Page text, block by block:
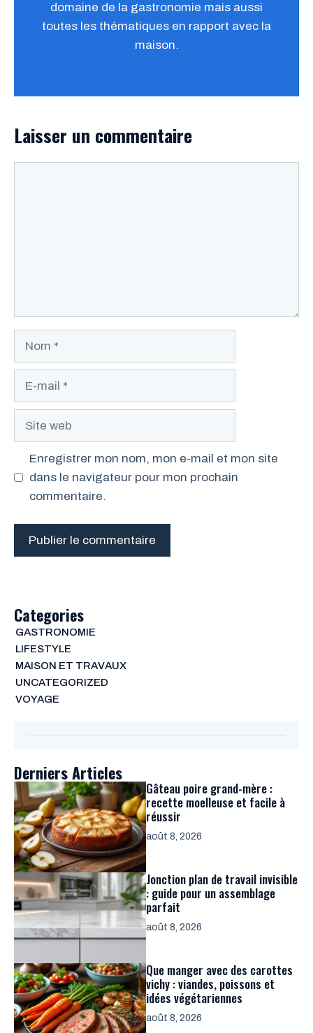
domaine de la gastronomie mais aussi
toutes les thématiques en rapport avec la
maison.
Laisser un commentaire
Site
Enregistrer mon nom, mon e-mail et mon site
dans le navigateur pour mon prochain
commentaire.
Categories
GASTRONOMIE
LIFESTYLE
MAISON ET TRAVAUX
UNCATEGORIZED
VOYAGE
Derniers Articles
Gâteau poire grand-mère :
recette moelleuse et facile à
réussir
août 8, 2026
Jonction plan de travail invisible
: guide pour un assemblage
parfait
août 8, 2026
Que manger avec des carottes
vichy : viandes, poissons et
idées végétariennes
août 8, 2026